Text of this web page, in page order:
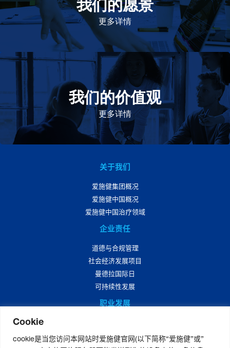
Cookie
cookie是当您访问本网站时爱施健官网(以下简称“爱施健”或”
更多详情
及的药物，传递我们的价值。
我们的价值观
更多详情
我们的价值观是爱施健存立和发展的基石。集团上下以
此为指引，为实现集团目标而共同奋斗。
关于我们
爱施健集团概况
爱施健中国概况
爱施健中国治疗领域
企业责任
道德与合规管理
社会经济发展项目
曼德拉国际日
可持续性发展
职业发展
爱施健中国岗位招聘